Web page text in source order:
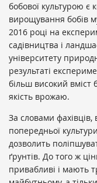
бобової культурою є
вирощування бобів
2016 році на
садівництва і
університету
результаті
більш високий вміст
якість врожаю.
За словами
попередньої
дозволить
ґрунтів. До того ж
привабливі і мають